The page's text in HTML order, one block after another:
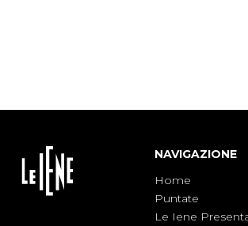
NAVIGAZIONE
Home
Puntate
Le Iene